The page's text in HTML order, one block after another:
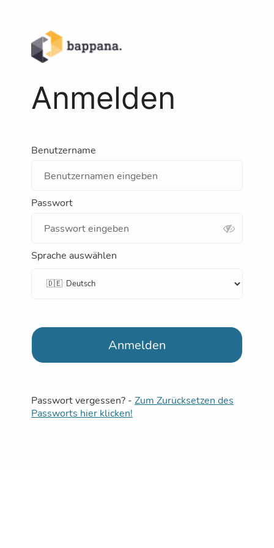
Anmelden
Benutzername
Passwort
Sprache auswählen
Anmelden
Passwort vergessen? - Zum Zurücksetzen des
Passworts hier klicken!